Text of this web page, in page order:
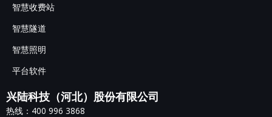
智慧收费站
智慧隧道
智慧照明
平台软件
兴陆科技（河北）股份有限公司
热线：400 996 3868